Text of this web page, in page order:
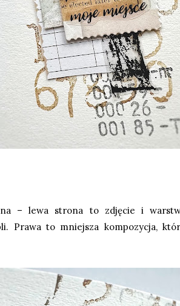
– lewa strona to zdjęcie i
Prawa to mniejsza kompozycja,